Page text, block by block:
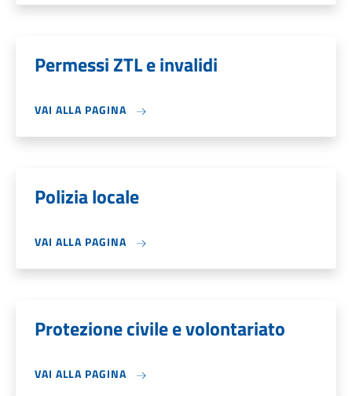
Permessi ZTL e invalidi
VAI ALLA PAGINA
Polizia locale
VAI ALLA PAGINA
Protezione civile e volontariato
VAI ALLA PAGINA